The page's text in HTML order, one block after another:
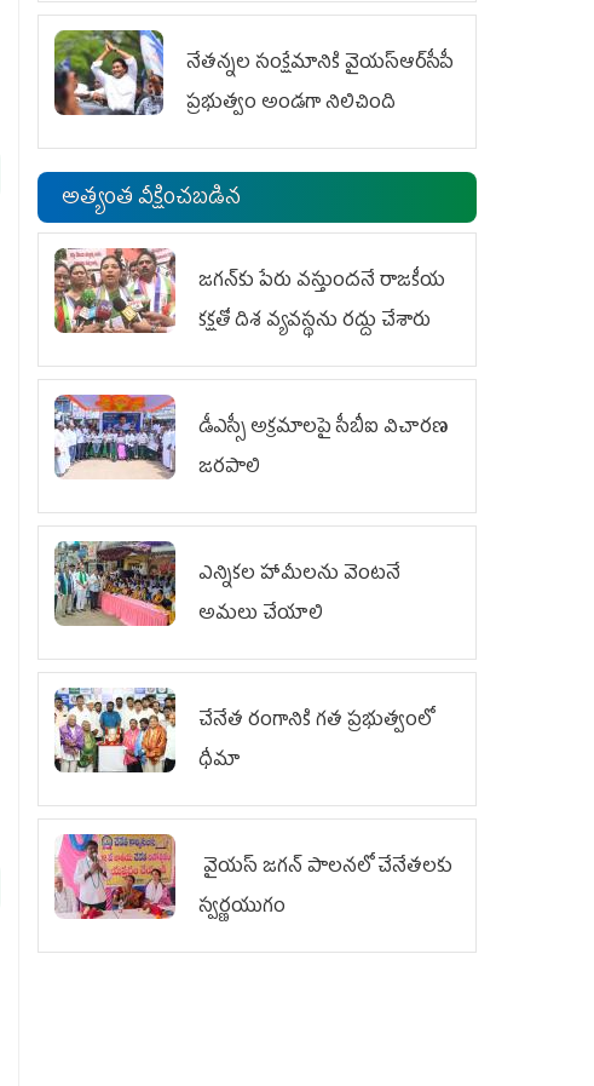
నేతన్నల సంక్షేమానికి వైయ‌స్ఆర్‌సీపీ
ప్రభుత్వం అండగా నిలిచింది
అత్యంత వీక్షించబడిన
జగన్‌కు పేరు వస్తుందనే రాజకీయ
కక్షతో దిశ వ్య‌వ‌స్థ‌ను రద్దు చేశారు
డీఎస్సీ అక్రమాలపై సీబీఐ విచారణ
జరపాలి
ఎన్నికల హామీలను వెంటనే
అమలు చేయాలి
చేనేత రంగానికి గత ప్రభుత్వంలో
ధీమా
వైయ‌స్ జగన్ పాలనలో చేనేతలకు
స్వర్ణయుగం